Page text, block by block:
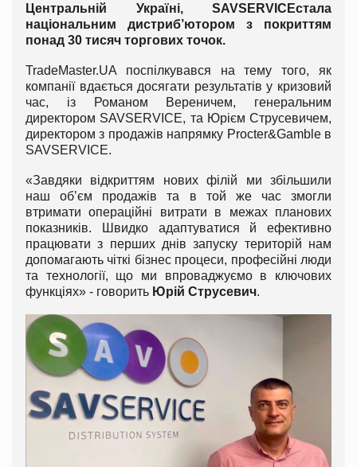
Центральній Україні, SAVSERVICEстала
національним дистриб’ютором з покриттям
понад 30 тисяч торгових точок.
TradeMaster.UA поспілкувався на тему того, як
компанії вдається досягати результатів у кризовий
час, із Романом Вереничем, генеральним
директором SAVSERVICE, та Юрієм Струсевичем,
директором з продажів напрямку Procter&Gamble в
SAVSERVICE.
«Завдяки відкриттям нових філій ми збільшили
наш об’єм продажів та в той же час змогли
втримати операційні витрати в межах планових
показників. Швидко адаптуватися й ефективно
працювати з перших днів запуску територій нам
допомагають чіткі бізнес процеси, професійні люди
та технології, що ми впроваджуємо в ключових
функціях» - говорить Юрій Струсевич.